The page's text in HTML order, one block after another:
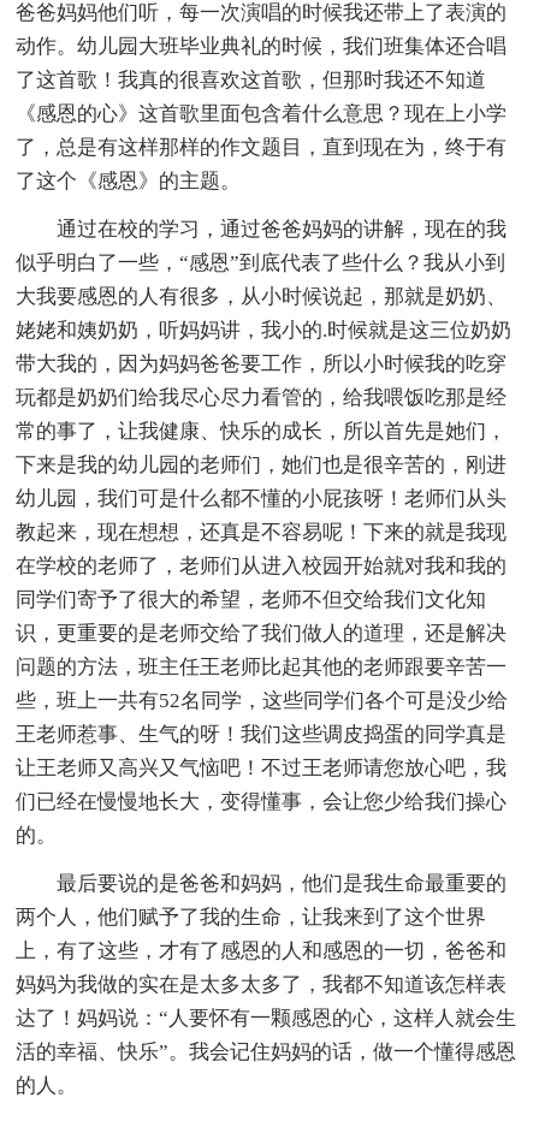
爸爸妈妈他们听，每一次演唱的时候我还带上了表演的
动作。幼儿园大班毕业典礼的时候，我们班集体还合唱
了这首歌！我真的很喜欢这首歌，但那时我还不知道
《感恩的心》这首歌里面包含着什么意思？现在上小学
了，总是有这样那样的作文题目，直到现在为，终于有
了这个《感恩》的主题。
通过在校的学习，通过爸爸妈妈的讲解，现在的我
似乎明白了一些，“感恩”到底代表了些什么？我从小到
大我要感恩的人有很多，从小时候说起，那就是奶奶、
姥姥和姨奶奶，听妈妈讲，我小的.时候就是这三位奶奶
带大我的，因为妈妈爸爸要工作，所以小时候我的吃穿
玩都是奶奶们给我尽心尽力看管的，给我喂饭吃那是经
常的事了，让我健康、快乐的成长，所以首先是她们，
下来是我的幼儿园的老师们，她们也是很辛苦的，刚进
幼儿园，我们可是什么都不懂的小屁孩呀！老师们从头
教起来，现在想想，还真是不容易呢！下来的就是我现
在学校的老师了，老师们从进入校园开始就对我和我的
同学们寄予了很大的希望，老师不但交给我们文化知
识，更重要的是老师交给了我们做人的道理，还是解决
问题的方法，班主任王老师比起其他的老师跟要辛苦一
些，班上一共有52名同学，这些同学们各个可是没少给
王老师惹事、生气的呀！我们这些调皮捣蛋的同学真是
让王老师又高兴又气恼吧！不过王老师请您放心吧，我
们已经在慢慢地长大，变得懂事，会让您少给我们操心
的。
最后要说的是爸爸和妈妈，他们是我生命最重要的
两个人，他们赋予了我的生命，让我来到了这个世界
上，有了这些，才有了感恩的人和感恩的一切，爸爸和
妈妈为我做的实在是太多太多了，我都不知道该怎样表
达了！妈妈说：“人要怀有一颗感恩的心，这样人就会生
活的幸福、快乐”。我会记住妈妈的话，做一个懂得感恩
的人。